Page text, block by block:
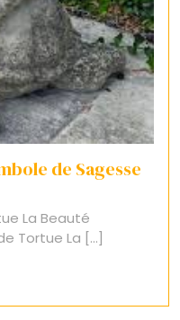
de Sagesse
La Beauté
Tortue La [...]